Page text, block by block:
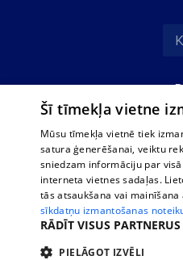
Šī tīmekļa vietne
Mūsu tīmekļa vietnē tiek
satura ģenerēšanai, veiktu
sniedzam informāciju par
interneta vietnes sadaļas.
tās atsaukšana vai
sīkdatņu izmantošanas
RĀDĪT VISUS PARTNERUS
PIELĀGOT IZVĒLI